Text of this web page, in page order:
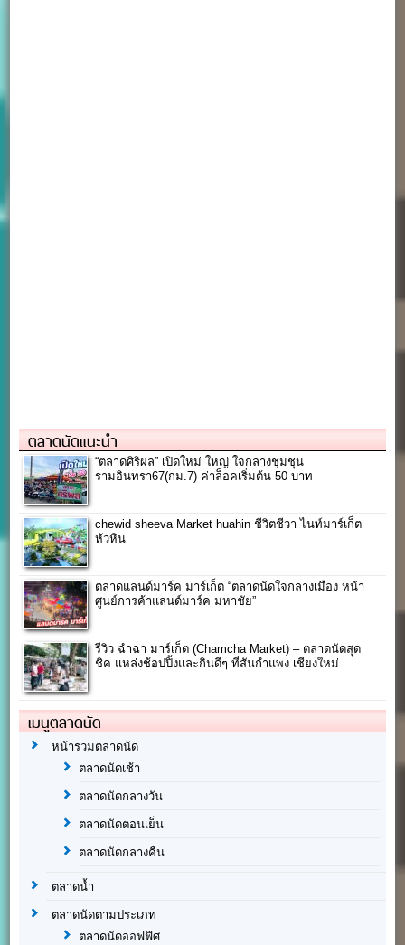
ตลาดนัดแนะนำ
“ตลาดศิริผล” เปิดใหม่ ใหญ่ ใจกลางชุมชุน
รามอินทรา67(กม.7) ค่าล็อคเริ่มต้น 50 บาท
chewid sheeva Market huahin ชีวิตชีวา ไนท์มาร์เก็ต
หัวหิน
ตลาดแลนด์มาร์ค มาร์เก็ต “ตลาดนัดใจกลางเมือง หน้า
ศูนย์การค้าแลนด์มาร์ค มหาชัย”
รีวิว ฉำฉา มาร์เก็ต (Chamcha Market) – ตลาดนัดสุด
ชิค แหล่งช้อปปิ้งและกินดีๆ ที่สันกำแพง เชียงใหม่
เมนูตลาดนัด
หน้ารวมตลาดนัด
ตลาดนัดเช้า
ตลาดนัดกลางวัน
ตลาดนัดตอนเย็น
ตลาดนัดกลางคืน
ตลาดน้ำ
ตลาดนัดตามประเภท
ตลาดนัดออฟฟิศ